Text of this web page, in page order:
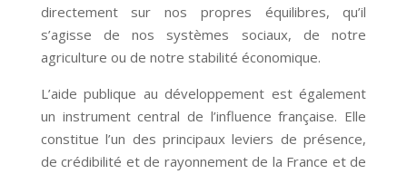
directement sur nos propres équilibres, qu’il
s’agisse de nos systèmes sociaux, de notre
agriculture ou de notre stabilité économique.
L’aide publique au développement est également
un instrument central de l’influence française. Elle
constitue l’un des principaux leviers de présence,
de crédibilité et de rayonnement de la France et de